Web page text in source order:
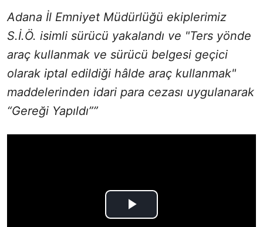
Adana İl Emniyet Müdürlüğü ekiplerimiz
S.İ.Ö. isimli sürücü yakalandı ve "Ters yönde
araç kullanmak ve sürücü belgesi geçici
olarak iptal edildiği hâlde araç kullanmak"
maddelerinden idari para cezası uygulanarak
“Gereği Yapıldı””